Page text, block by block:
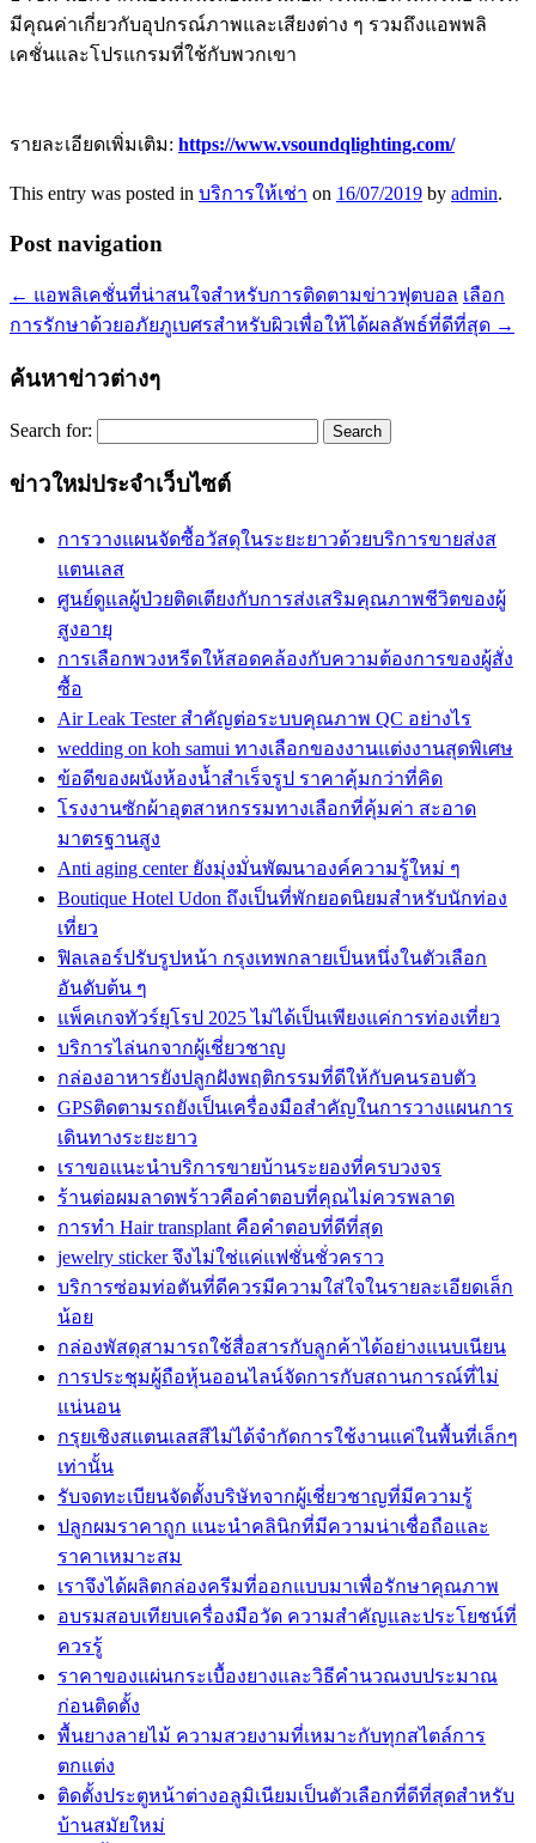
มีคุณค่าเกี่ยวกับอุปกรณ์ภาพและเสียงต่าง ๆ รวมถึงแอพพลิ
เคชั่นและโปรแกรมที่ใช้กับพวกเขา
รายละเอียดเพิ่มเติม: https://www.vsoundqlighting.com/
This entry was posted in บริการให้เช่า on 16/07/2019 by admin.
Post navigation
← แอพลิเคชั่นที่น่าสนใจสำหรับการติดตามข่าวฟุตบอล เลือก
การรักษาด้วยอภัยภูเบศรสำหรับผิวเพื่อให้ได้ผลลัพธ์ที่ดีที่สุด →
ค้นหาข่าวต่างๆ
Search for:
ข่าวใหม่ประจำเว็บไซต์
การวางแผนจัดซื้อวัสดุในระยะยาวด้วยบริการขายส่งส
แตนเลส
ศูนย์ดูแลผู้ป่วยติดเตียงกับการส่งเสริมคุณภาพชีวิตของผู้
สูงอายุ
การเลือกพวงหรีดให้สอดคล้องกับความต้องการของผู้สั่ง
ซื้อ
Air Leak Tester สำคัญต่อระบบคุณภาพ QC อย่างไร
wedding on koh samui ทางเลือกของงานแต่งงานสุดพิเศษ
ข้อดีของผนังห้องน้ำสำเร็จรูป ราคาคุ้มกว่าที่คิด
โรงงานซักผ้าอุตสาหกรรมทางเลือกที่คุ้มค่า สะอาด
มาตรฐานสูง
Anti aging center ยังมุ่งมั่นพัฒนาองค์ความรู้ใหม่ ๆ
Boutique Hotel Udon ถึงเป็นที่พักยอดนิยมสำหรับนักท่อง
เที่ยว
ฟิลเลอร์ปรับรูปหน้า กรุงเทพกลายเป็นหนึ่งในตัวเลือก
อันดับต้น ๆ
แพ็คเกจทัวร์ยุโรป 2025 ไม่ได้เป็นเพียงแค่การท่องเที่ยว
บริการไล่นกจากผู้เชี่ยวชาญ
กล่องอาหารยังปลูกฝังพฤติกรรมที่ดีให้กับคนรอบตัว
GPSติดตามรถยังเป็นเครื่องมือสำคัญในการวางแผนการ
เดินทางระยะยาว
เราขอแนะนำบริการขายบ้านระยองที่ครบวงจร
ร้านต่อผมลาดพร้าวคือคำตอบที่คุณไม่ควรพลาด
การทำ Hair transplant คือคำตอบที่ดีที่สุด
jewelry sticker จึงไม่ใช่แค่แฟชั่นชั่วคราว
บริการซ่อมท่อตันที่ดีควรมีความใส่ใจในรายละเอียดเล็ก
น้อย
กล่องพัสดุสามารถใช้สื่อสารกับลูกค้าได้อย่างแนบเนียน
การประชุมผู้ถือหุ้นออนไลน์จัดการกับสถานการณ์ที่ไม่
แน่นอน
กรุยเชิงสแตนเลสสีไม่ได้จำกัดการใช้งานแค่ในพื้นที่เล็กๆ
เท่านั้น
รับจดทะเบียนจัดตั้งบริษัทจากผู้เชี่ยวชาญที่มีความรู้
ปลูกผมราคาถูก แนะนำคลินิกที่มีความน่าเชื่อถือและ
ราคาเหมาะสม
เราจึงได้ผลิตกล่องครีมที่ออกแบบมาเพื่อรักษาคุณภาพ
อบรมสอบเทียบเครื่องมือวัด ความสำคัญและประโยชน์ที่
ควรรู้
ราคาของแผ่นกระเบื้องยางและวิธีคำนวณงบประมาณ
ก่อนติดตั้ง
พื้นยางลายไม้ ความสวยงามที่เหมาะกับทุกสไตล์การ
ตกแต่ง
ติดตั้งประตูหน้าต่างอลูมิเนียมเป็นตัวเลือกที่ดีที่สุดสำหรับ
บ้านสมัยใหม่